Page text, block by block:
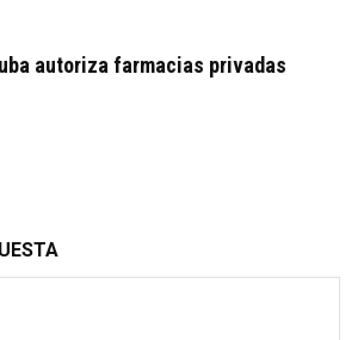
autoriza farmacias privadas